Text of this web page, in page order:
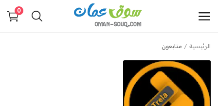
0
أضف
إعلانك
القائمة الرئيسية
الرئيسية متابعون